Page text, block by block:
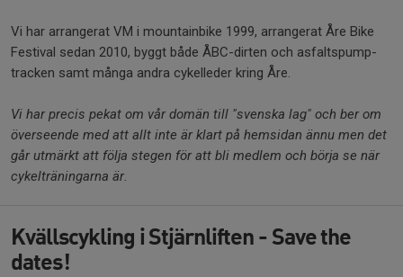
Vi har arrangerat VM i mountainbike 1999, arrangerat Åre Bike
Festival sedan 2010, byggt både ÅBC-dirten och asfaltspump-
tracken samt många andra cykelleder kring Åre.
Vi har precis pekat om vår domän till "svenska lag" och ber om
överseende med att allt inte är klart på hemsidan ännu men det
går utmärkt att följa stegen för att bli medlem och börja se när
cykelträningarna är.
Kvällscykling i Stjärnliften - Save the
dates!